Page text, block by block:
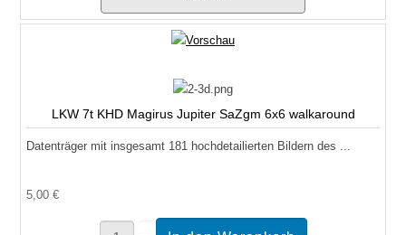
LKW 7t KHD Magirus Jupiter SaZgm 6x6 walkaround
Datenträger mit insgesamt 181 hochdetailierten Bildern des ...
5,00 €